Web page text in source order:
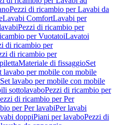
Pezzi di ricambio per Lavabi da
Lavabi ComfortLavabi per
Pezzi di ricambio per
per VuotatoiLavatoi
di ricambio per
di ricambio per
Materiale di fissaggioSet
lavabo per mobile con mobile
lavabo per mobile con mobile
sottolavaboPezzi di ricambio per
di ricambio per Per
per Per lavabiPer lavabi
doppiPiani per lavaboPezzi di